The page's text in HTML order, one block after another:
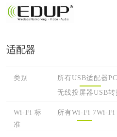
适配器
类别 所有USB适配器
无线投屏器USB转
Wi-Fi 标
准
所有Wi-Fi 7Wi-Fi